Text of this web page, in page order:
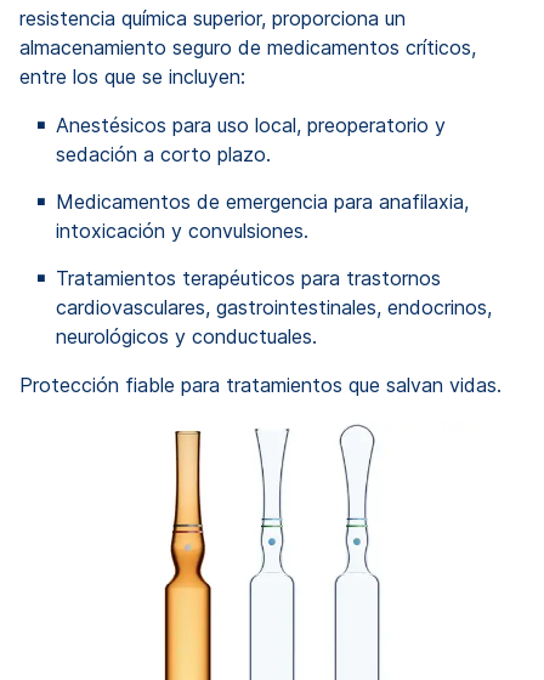
resistencia química superior, proporciona un
almacenamiento seguro de medicamentos críticos,
entre los que se incluyen:
Anestésicos para uso local, preoperatorio y
sedación a corto plazo.
Medicamentos de emergencia para anafilaxia,
intoxicación y convulsiones.
Tratamientos terapéuticos para trastornos
cardiovasculares, gastrointestinales, endocrinos,
neurológicos y conductuales.
Protección fiable para tratamientos que salvan vidas.